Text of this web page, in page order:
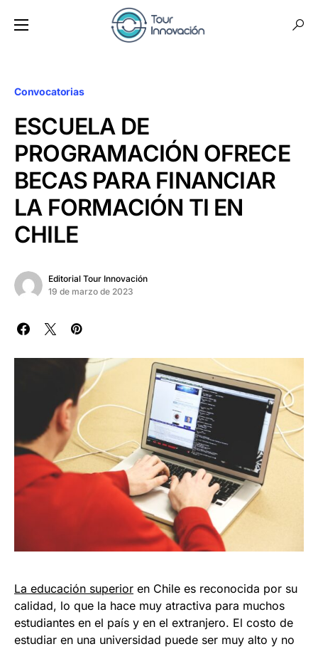
Convocatorias
ESCUELA DE
PROGRAMACIÓN OFRECE
BECAS PARA FINANCIAR
LA FORMACIÓN TI EN
CHILE
Editorial Tour Innovación
19 de marzo de 2023
La educación superior en Chile es reconocida por su
calidad, lo que la hace muy atractiva para muchos
estudiantes en el país y en el extranjero. El costo de
estudiar en una universidad puede ser muy alto y no